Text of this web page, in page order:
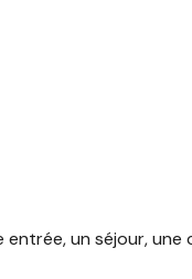
un séjour, une